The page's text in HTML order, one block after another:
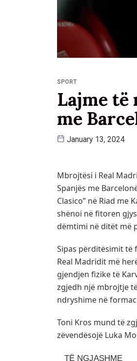
SPORT
Lajme të
me
January 13, 2024
Mbrojtësi i Real
Spanjës me
Clasico” në Riad me
shënoi në fitoren
dëmtimi në ditët më
Sipas përditësimit të
Real Madridit më
gjendjen fizike të
zgjedh një mbrojtje
ndryshime në
Toni Kros mund të
zëvendësojë Luka